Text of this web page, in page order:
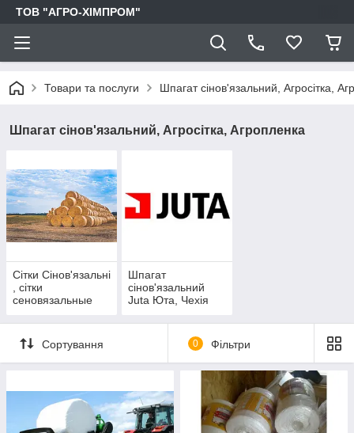
ТОВ "АГРО-ХІМПРОМ"
Товари та послуги Шпагат сінов'язальний, Агросітка,
Шпагат сінов'язальний, Агросітка, Агропленка
Сітки Сінов'язальні
, сітки
сеновязальные
Шпагат
сінов'язальний
Juta Юта, Чехія
Сортування 0 Фільтри